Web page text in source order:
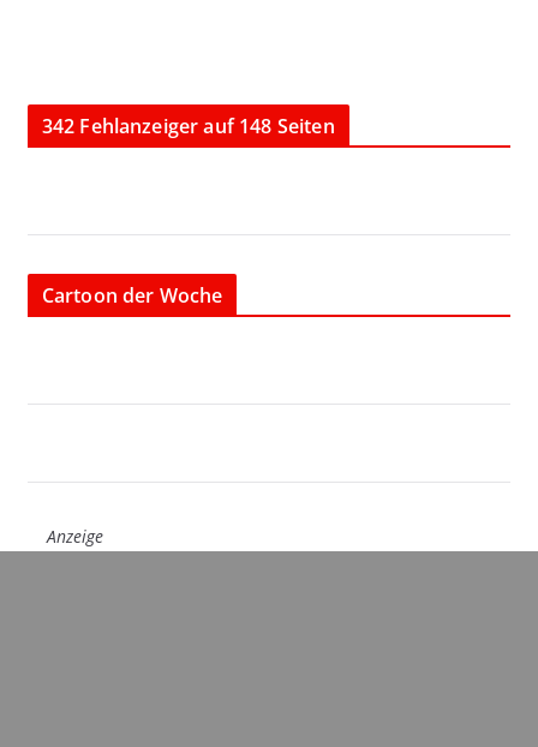
342 Fehlanzeiger auf 148 Seiten
Cartoon der Woche
Anzeige